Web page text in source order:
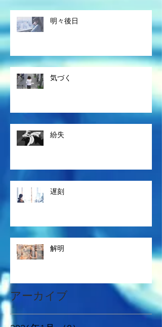
明々後日
気づく
紛失
遅刻
解明
アーカイブ